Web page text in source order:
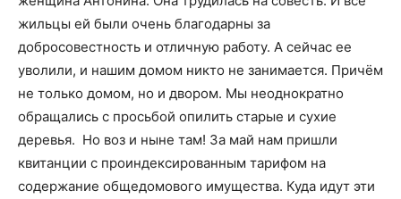
жильцы ей были очень благодарны за
добросовестность и отличную работу. А сейчас ее
уволили, и нашим домом никто не занимается. Причём
не только домом, но и двором. Мы неоднократно
обращались с просьбой опилить старые и сухие
деревья. Но воз и ныне там! За май нам пришли
квитанции с проиндексированным тарифом на
содержание общедомового имущества. Куда идут эти